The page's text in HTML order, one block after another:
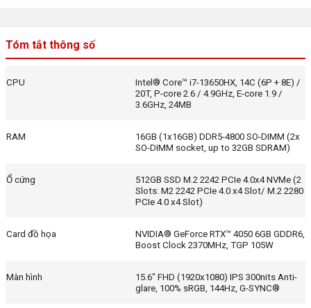
Tóm tắt thông số
CPU
Intel® Core™ i7-13650HX, 14C (6P + 8E) /
20T, P-core 2.6 / 4.9GHz, E-core 1.9 /
3.6GHz, 24MB
RAM
16GB (1x16GB) DDR5-4800 SO-DIMM (2x
SO-DIMM socket, up to 32GB SDRAM)
Ổ cứng
512GB SSD M.2 2242 PCIe 4.0x4 NVMe (2
Slots: M2 2242 PCIe 4.0 x4 Slot/ M.2 2280
PCIe 4.0 x4 Slot)
Card đồ họa
NVIDIA® GeForce RTX™ 4050 6GB GDDR6,
Boost Clock 2370MHz, TGP 105W
Màn hình
15.6" FHD (1920x1080) IPS 300nits Anti-
glare, 100% sRGB, 144Hz, G-SYNC®